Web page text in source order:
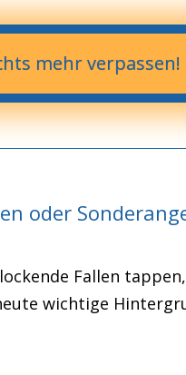
mehr verpassen!
oder
Fallen
wichtige